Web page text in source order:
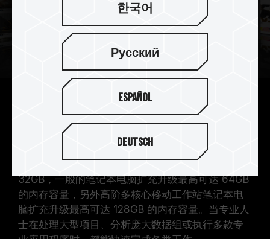
重新定义你对内存的认知
透过增加内存容量可以释放多核心处里器的效能，
因此创作者的笔记本电脑需要更多的内存容量。T-
32GB，一般的笔记本电脑扩充升级最高可达 64GB
的内存容量，另外高阶多核心移动工作站笔记本电
脑扩充升级最高可达 128GB 的内存容量。当专业人
士在处理大型项目、分析庞大数据组或执行多款专
한국어
Русский
Español
Deutsch